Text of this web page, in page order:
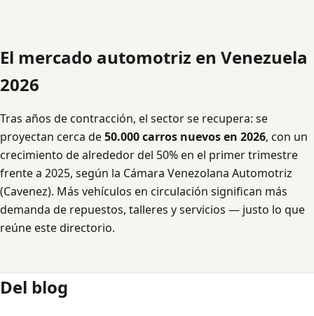
El mercado automotriz en Venezuela
2026
Tras años de contracción, el sector se recupera: se
proyectan cerca de50.000 carros nuevos en 2026, con un
crecimiento de alrededor del 50% en el primer trimestre
frente a 2025, según la Cámara Venezolana Automotriz
(Cavenez). Más vehículos en circulación significan más
demanda de repuestos, talleres y servicios — justo lo que
reúne este directorio.
Del blog